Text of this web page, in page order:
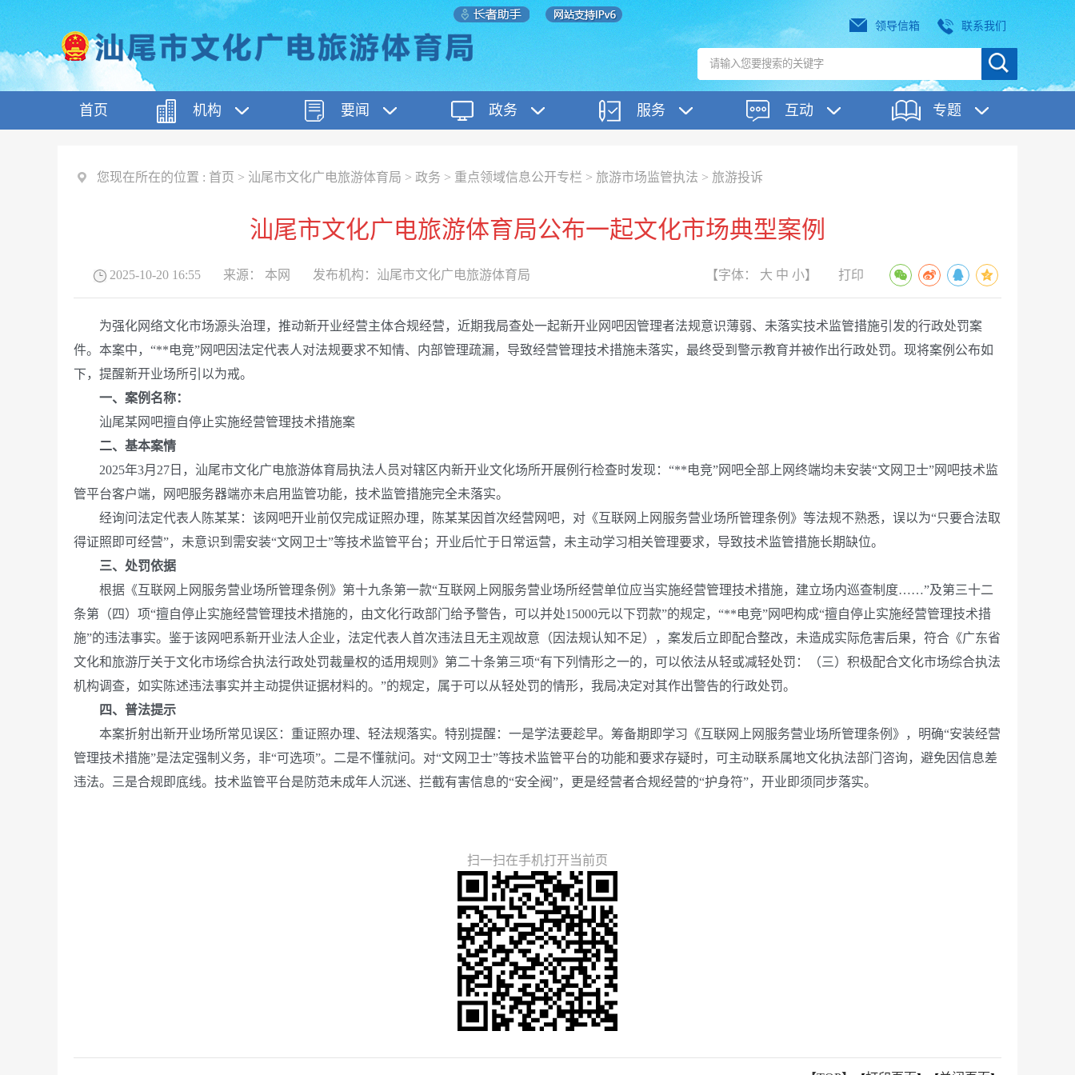
领导信箱 联系我们
首页 机构 要闻 政务 服务 互动 专题
您现在所在的位置 : 首页 > 汕尾市文化广电旅游体育局 > 政务 > 重点领域信息公开专栏 > 旅游市场监管执法 > 旅游投诉
汕尾市文化广电旅游体育局公布一起文化市场典型案例
2025-10-20 16:55 来源： 本网 发布机构： 汕尾市文化广电旅游体育局 【字体： 大 中 小】 打印
为强化网络文化市场源头治理，推动新开业经营主体合规经营，近期我局查处一起新开业网吧因管理者法规意识薄弱、未落实技术监管措施引发的行政处罚案
件。本案中，“**电竞”网吧因法定代表人对法规要求不知情、内部管理疏漏，导致经营管理技术措施未落实，最终受到警示教育并被作出行政处罚。现将案例公布如
下，提醒新开业场所引以为戒。
一、案例名称：
汕尾某网吧擅自停止实施经营管理技术措施案
二、基本案情
2025年3月27日，汕尾市文化广电旅游体育局执法人员对辖区内新开业文化场所开展例行检查时发现：“**电竞”网吧全部上网终端均未安装“文网卫士”网吧技术监
管平台客户端，网吧服务器端亦未启用监管功能，技术监管措施完全未落实。
经询问法定代表人陈某某：该网吧开业前仅完成证照办理，陈某某因首次经营网吧，对《互联网上网服务营业场所管理条例》等法规不熟悉，误以为“只要合法取
得证照即可经营”，未意识到需安装“文网卫士”等技术监管平台；开业后忙于日常运营，未主动学习相关管理要求，导致技术监管措施长期缺位。
三、处罚依据
根据《互联网上网服务营业场所管理条例》第十九条第一款“互联网上网服务营业场所经营单位应当实施经营管理技术措施，建立场内巡查制度……”及第三十二
条第（四）项“擅自停止实施经营管理技术措施的，由文化行政部门给予警告，可以并处15000元以下罚款”的规定，“**电竞”网吧构成“擅自停止实施经营管理技术措
施”的违法事实。鉴于该网吧系新开业法人企业，法定代表人首次违法且无主观故意（因法规认知不足），案发后立即配合整改，未造成实际危害后果，符合《广东省
文化和旅游厅关于文化市场综合执法行政处罚裁量权的适用规则》第二十条第三项“有下列情形之一的，可以依法从轻或减轻处罚：（三）积极配合文化市场综合执法
机构调查，如实陈述违法事实并主动提供证据材料的。”的规定，属于可以从轻处罚的情形，我局决定对其作出警告的行政处罚。
四、普法提示
本案折射出新开业场所常见误区：重证照办理、轻法规落实。特别提醒：一是学法要趁早。筹备期即学习《互联网上网服务营业场所管理条例》，明确“安装经营
管理技术措施”是法定强制义务，非“可选项”。二是不懂就问。对“文网卫士”等技术监管平台的功能和要求存疑时，可主动联系属地文化执法部门咨询，避免因信息差
违法。三是合规即底线。技术监管平台是防范未成年人沉迷、拦截有害信息的“安全阀”，更是经营者合规经营的“护身符”，开业即须同步落实。
扫一扫在手机打开当前页